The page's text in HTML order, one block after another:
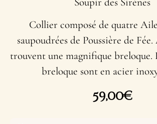
Collier composé de quatre
saupoudrées de Poussière de
trouvent une magnifique breloque.
breloque sont en acier
59,00€